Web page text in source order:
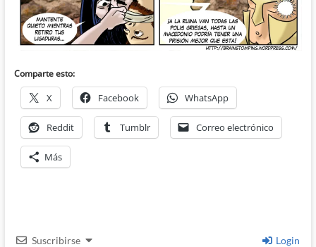
Comparte esto:
X Facebook WhatsApp
Reddit Tumblr Correo electrónico
Más
Suscribirse Login